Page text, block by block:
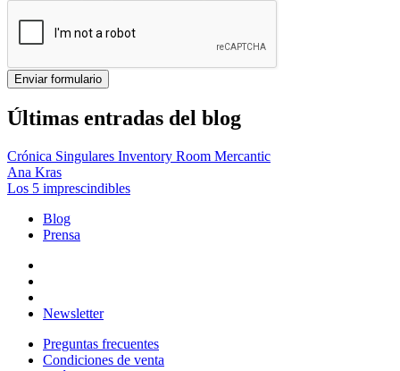
Enviar formulario
Últimas entradas del blog
Crónica Singulares Inventory Room Mercantic
Ana Kras
Los 5 imprescindibles
Blog
Prensa
Newsletter
Preguntas frecuentes
Condiciones de venta